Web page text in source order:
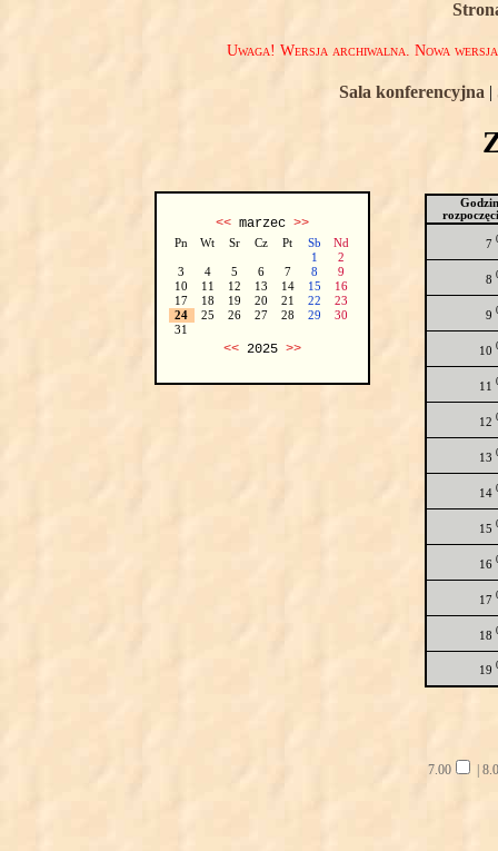
Uwaga! Wersja archiwalna. Nowa
Sala konferencyjna |
<<marzec >>
Pn Wt Sr Cz Pt Sb
Nd
1
2
3
4 5 6 7 8
9
10
11 12 13 14 15
16
17
18 19 20 21 22
23
24
25 26 27 28 29
30
31
<<2025 >>
7
8
9
10
11
12
13
14
15
16
17
18
19
7.00